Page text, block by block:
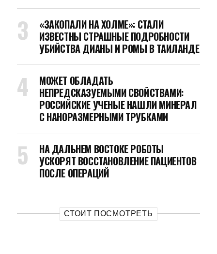
«ЗАКОПАЛИ НА ХОЛМЕ»: СТАЛИ
ИЗВЕСТНЫ СТРАШНЫЕ ПОДРОБНОСТИ
УБИЙСТВА ДИАНЫ И РОМЫ В ТАИЛАНДЕ
МОЖЕТ ОБЛАДАТЬ
НЕПРЕДСКАЗУЕМЫМИ СВОЙСТВАМИ:
РОССИЙСКИЕ УЧЕНЫЕ НАШЛИ МИНЕРАЛ
С НАНОРАЗМЕРНЫМИ ТРУБКАМИ
НА ДАЛЬНЕМ ВОСТОКЕ РОБОТЫ
УСКОРЯТ ВОССТАНОВЛЕНИЕ ПАЦИЕНТОВ
ПОСЛЕ ОПЕРАЦИЙ
СТОИТ ПОСМОТРЕТЬ